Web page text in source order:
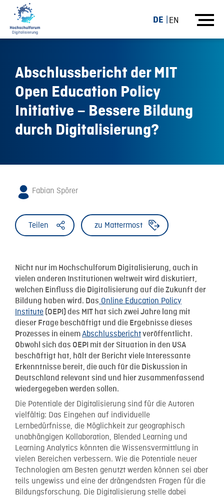
DE EN
Abschlussbericht der MIT
Open Education Policy
Initiative – Bessere Bildung
durch Digitalisierung?
Fabian Spörer
Teilen zu Mattermost
Nicht nur im Hochschulforum Digitalisierung, auch in
vielen anderen Institutionen weltweit wird diskutiert,
welchen Einfluss die Digitalisierung auf die Zukunft der
Bildung haben wird. Das Online Education Policy
Institute (OEPI) des MIT hat sich zwei Jahre lang mit
dieser Frage beschäftigt und die Ergebnisse dieses
Prozesses in einemAbschlussberichtveröffentlicht.
Obwohl sich das OEPI mit der Situation in den USA
beschäftigt hat, hält der Bericht viele Interessante
Erkenntnisse bereit, die auch für die Diskussion in
Deutschland relevant sind und hier zusammenfassend
wiedergegeben werden sollen.
Die Potentiale der Digitalisierung sind für die Autoren
vielfältig: Das Eingehen auf individuelle
Lernbedürfnisse, die Möglichkeit zur geographisch
unabhängigen Kollaboration, Blended Learning und
Learning Analytics könnten die Wissensvermittlung in
vielen Bereichen verbessern. Wie die Potentiale neuer
Technologien am Besten genutzt werden können sei aber
teils ungewiss und eine der drängendsten Fragen für die
Bildungsforschung. Die Digitalisierung stelle dabei